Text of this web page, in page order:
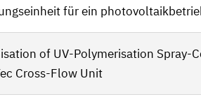
für ein
of UV-Polymerisation Spray-
Cross-Flow Unit